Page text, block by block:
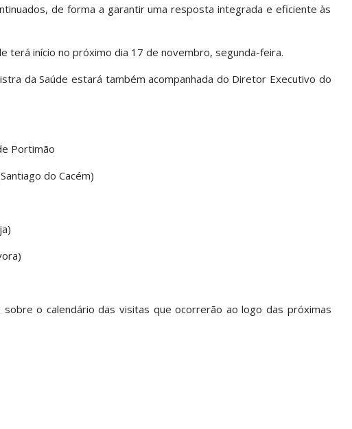
de forma a garantir uma resposta integrada e eficiente às
terá início no próximo dia 17 de novembro, segunda-feira.
da Saúde estará também acompanhada do Diretor Executivo do
Portimão
do Cacém)
o calendário das visitas que ocorrerão ao logo das próximas